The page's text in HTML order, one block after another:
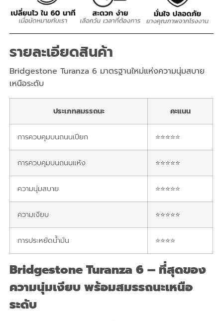
รายละเอียดสินค้า
Bridgestone Turanza 6 มาตรฐานใหม่แห่งความนุ่มสบาย
เหนือระดับ
ประเภทสมรรถนะ คะแนน
การควบคุมบนถนนเปียก ⭐⭐⭐⭐⭐
การควบคุมบนถนนแห้ง ⭐⭐⭐⭐⭐
ความนุ่มสบาย ⭐⭐⭐⭐⭐
ความเงียบ ⭐⭐⭐⭐⭐
การประหยัดน้ำมัน ⭐⭐⭐⭐
Bridgestone Turanza 6 – ที่สุดของ
ความนุ่มเงียบ พร้อมสมรรถนะเหนือ
ระดับ